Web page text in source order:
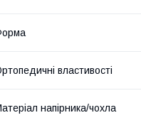
властивості
напірника/чохла